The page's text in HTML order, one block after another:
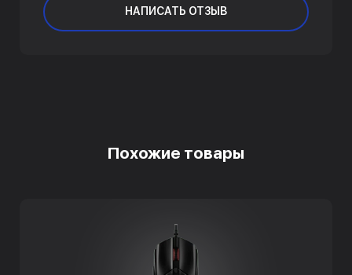
НАПИСАТЬ ОТЗЫВ
Похожие товары